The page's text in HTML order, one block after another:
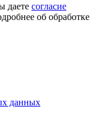
даете согласие
об обработке
данных